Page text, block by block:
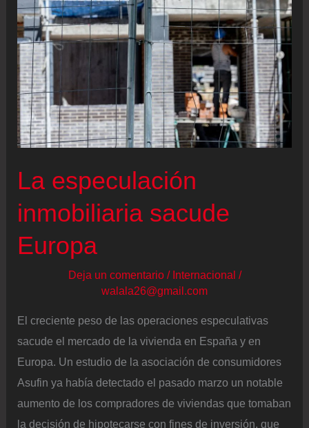
los
adictos
al
crack
en
Brasil
La especulación
inmobiliaria sacude
Europa
Deja un comentario / Internacional /
walala26@gmail.com
El creciente peso de las operaciones especulativas
sacude el mercado de la vivienda en España y en
Europa. Un estudio de la asociación de consumidores
Asufin ya había detectado el pasado marzo un notable
aumento de los compradores de viviendas que tomaban
la decisión de hipotecarse con fines de inversión, que